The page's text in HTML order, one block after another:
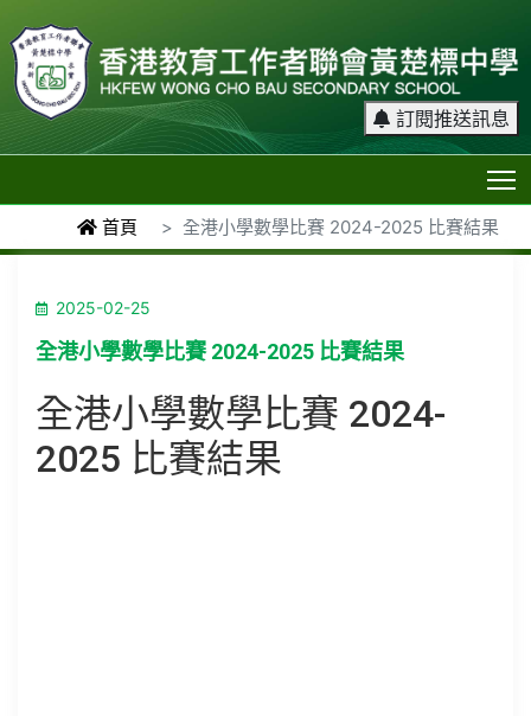
訂閱推送訊息
首頁 全港小學數學比賽 2024-2025 比賽結果
2025-02-25
全港小學數學比賽 2024-2025 比賽結果
全港小學數學比賽 2024-
2025 比賽結果